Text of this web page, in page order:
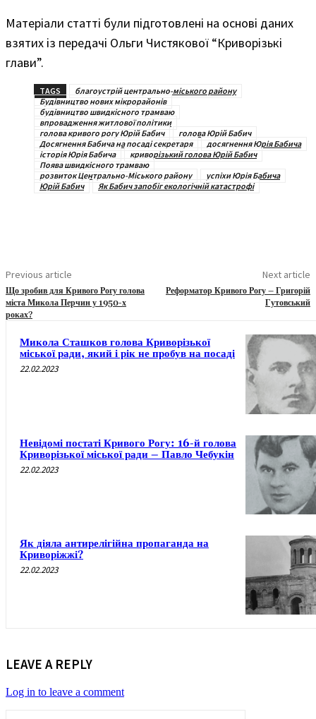
Матеріали статті були підготовлені на основі даних
взятих із передачі Ольги Чистякової “Криворізькі
глави”.
TAGS
благоустрій центрально-міського району
Будівництво нових мікрорайонів
будівництво швидкісного трамваю
впровадження житлової політики
голова кривого рогу Юрій Бабич
голова Юрій Бабич
Досягнення Бабича на посаді секретаря
досягнення Юрія Бабича
історія Юрія Бабича
криворізький голова Юрій Бабич
Поява швидкісного трамваю
розвиток Центрально-Міського району
успіхи Юрія Бабича
Юрій Бабич
Як Бабич запобіг екологічній катастрофі
Previous article
Що зробив для Кривого Рогу голова
міста Микола Перчин у 1950-х
роках?
Next article
Реформатор Кривого Рогу – Григорій
Гутовський
Микола Сташков голова Криворізької
міської ради, який і рік не пробув на посаді
22.02.2023
Невідомі постаті Кривого Рогу: 16-й голова
Криворізької міської ради – Павло Чебукін
22.02.2023
Як діяла антирелігійна пропаганда на
Криворіжжі?
22.02.2023
LEAVE A REPLY
Log in to leave a comment